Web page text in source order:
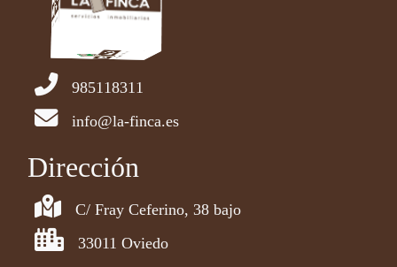
985118311
info@la-finca.es
Dirección
C/ Fray Ceferino, 38 bajo
33011 Oviedo